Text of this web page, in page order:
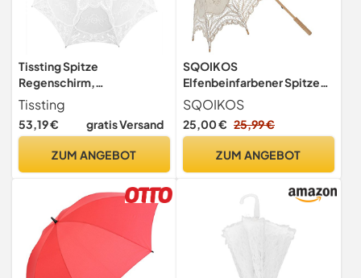
Tissting Spitze
Regenschirm,
Hochzeitsschirm
Brautschirm Lace Umbrella
Spitzes Faltbarer
Stickerei Sonnenschirm
Fotografie Requisiten
Tissting
53,19 € gratis Versand
ZUM ANGEBOT
SQOIKOS
Elfenbeinfarbener Spitzen-
Sonnenschirm
Regenschirm Vintage
Hochzeit Braut Spitze
Dekoration Foto Tee Party
SQOIKOS
25,00 € 25,99 €
ZUM ANGEBOT